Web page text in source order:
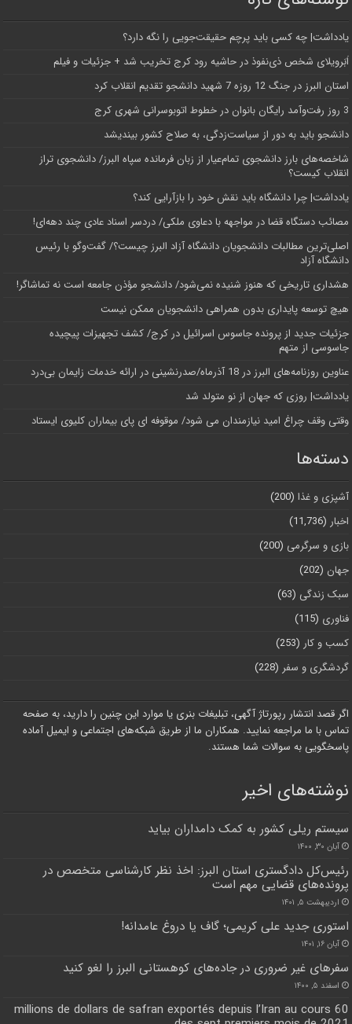
یادداشت| ‌چه کسی باید پرچم حقیقت‌جویی را نگه دارد؟
اَبَر‌ویلای شخص ذی‌نفوذ در حاشیه‌ رود کرج تخریب شد + جزئیات و فیلم
استان البرز در جنگ 12 روزه 7 شهید دانشجو تقدیم انقلاب کرد
3 روز رفت‌وآمد رایگان بانوان در خطوط اتوبوسرانی شهری کرج
دانشجو باید به دور از سیاست‌زدگی، به صلاح کشور بیندیشد
شاخصه‌های بارز دانشجوی تمام‌عیار از زبان فرمانده سپاه البرز/ دانشجوی تراز
انقلاب کیست؟
یادداشت| چرا دانشگاه باید نقش خود را بازآرایی کند؟
مصائب دستگاه قضا در مواجهه با دعاوی ملکی/ دردسر اسناد عادی چند‌ دهه‌ای!
اصلی‌ترین مطالبات دانشجویان دانشگاه آزاد البرز چیست؟/ گفت‌وگو با رئیس
دانشگاه آز‌اد
هشداری تاریخی که هنوز شنیده نمی‌شود/ دانشجو مؤذن جامعه است نه تماشاگر!
هیچ توسعه پایداری بدون همراهی دانشجویان ممکن نیست
جزئیات جدید از پرونده جاسوس اسرائیل در کرج/‌ کشف تجهیزات پیچیده
جاسوسی از متهم
عناوین روزنامه‌های البرز در ‌18 آذرماه/صدرنشینی در ارائه خدمات زایمان بی‌درد
یادداشت| روزی که جهان از نو متولد شد
وقتی وقف چراغ امید نیازمندان می شود/ موقوفه ای پای بیماران کلیوی ایستاد
دسته‌ها
آشپزی و غذا (200)
اخبار (11,736)
بازی و سرگرمی (200)
جهان (202)
سبک زندگی (63)
فناوری (115)
کسب و کار (253)
گردشگری و سفر (228)
اگر قصد انتشار رپورتاژ آگهی، تبلیغات بنری یا موارد این چنین را دارید، به صفحه
تماس با ما مراجعه نمایید. همکاران ما از طریق شبکه‌های اجتماعی و ایمیل آماده
پاسخگویی به سوالات شما هستند.
نوشته‌های اخیر
سیستم ریلی کشور به کمک دامداران بیاید
آبان ۳۰, ۱۴۰۰
رئیس‌کل دادگستری استان البرز: اخذ نظر کارشناسی متخصص در
پرونده‌های قضایی مهم است
اردیبهشت ۵, ۱۴۰۱
استوری جدید علی کریمی؛ گاف یا دروغ عامدانه!
آبان ۱۶, ۱۴۰۱
سفر‌های غیر ضروری در جاده‌های کوهستانی البرز را لغو کنید
اسفند ۵, ۱۴۰۰
60 millions de dollars de safran exportés depuis l’Iran au cours